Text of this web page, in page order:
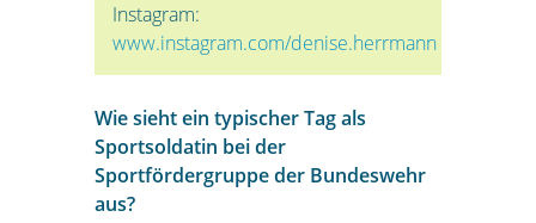
Instagram:
www.instagram.com/denise.herrmann
Wie sieht ein typischer Tag als
Sportsoldatin bei der
Sportfördergruppe der Bundeswehr
aus?